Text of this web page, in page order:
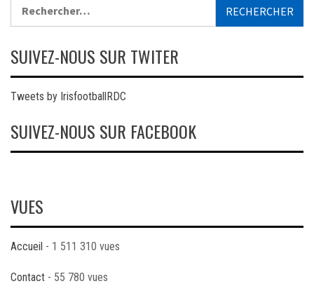
SUIVEZ-NOUS SUR TWITER
Tweets by IrisfootballRDC
SUIVEZ-NOUS SUR FACEBOOK
VUES
Accueil - 1 511 310 vues
Contact - 55 780 vues